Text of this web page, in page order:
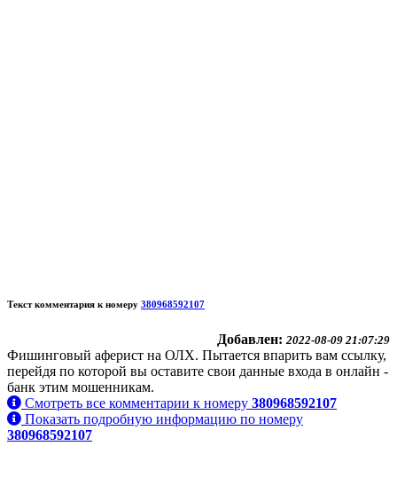
Текст комментария к номеру 380968592107
Добавлен: 2022-08-09 21:07:29
Фишинговый аферист на ОЛХ. Пытается впарить вам ссылку,
перейдя по которой вы оставите свои данные входа в онлайн -
банк этим мошенникам.
Смотреть все комментарии к номеру 380968592107
Показать подробную информацию по номеру
380968592107